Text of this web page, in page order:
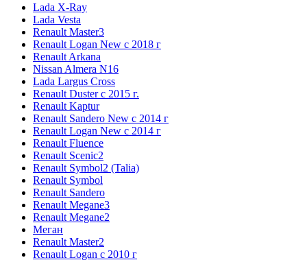
Lada X-Ray
Lada Vesta
Renault Master3
Renault Logan New с 2018 г
Renault Arkana
Nissan Almera N16
Lada Largus Cross
Renault Duster с 2015 г.
Renault Kaptur
Renault Sandero New с 2014 г
Renault Logan New с 2014 г
Renault Fluence
Renault Scenic2
Renault Symbol2 (Talia)
Renault Symbol
Renault Sandero
Renault Megane3
Renault Megane2
Меган
Renault Master2
Renault Logan c 2010 г